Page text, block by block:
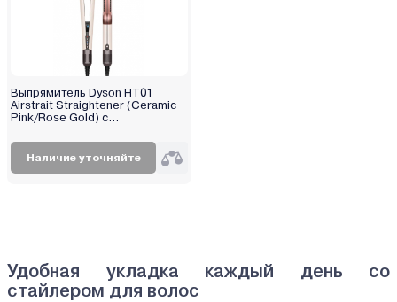
Выпрямитель Dyson HT01
Airstrait Straightener (Ceramic
Pink/Rose Gold) с
Наличие уточняйте
Удобная укладка каждый день со
стайлером для волос